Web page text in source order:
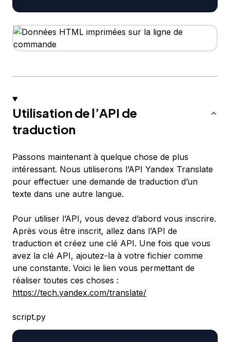
Utilisation de l’API de
traduction
Passons maintenant à quelque chose de plus
intéressant. Nous utiliserons l’API Yandex Translate
pour effectuer une demande de traduction d’un
texte dans une autre langue.
Pour utiliser l’API, vous devez d’abord vous inscrire.
Après vous être inscrit, allez dans l’API de
traduction et créez une clé API. Une fois que vous
avez la clé API, ajoutez-la à votre fichier comme
une constante. Voici le lien vous permettant de
réaliser toutes ces choses :
https://tech.yandex.com/translate/
script.py